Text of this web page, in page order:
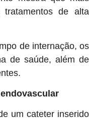
de alta
de internação, os
de saúde, além de
um cateter inserido